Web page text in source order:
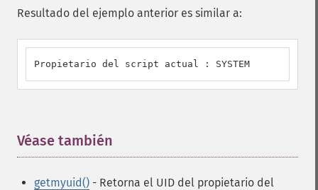
Resultado del ejemplo anterior es similar a:
Propietario del script actual : SYSTEM
Véase también
getmyuid() - Retorna el UID del propietario del